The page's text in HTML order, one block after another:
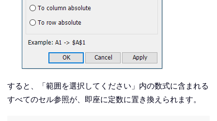
すると、「範囲を選択してください」内の数式に含まれる
すべてのセル参照が、即座に定数に置き換えられます。